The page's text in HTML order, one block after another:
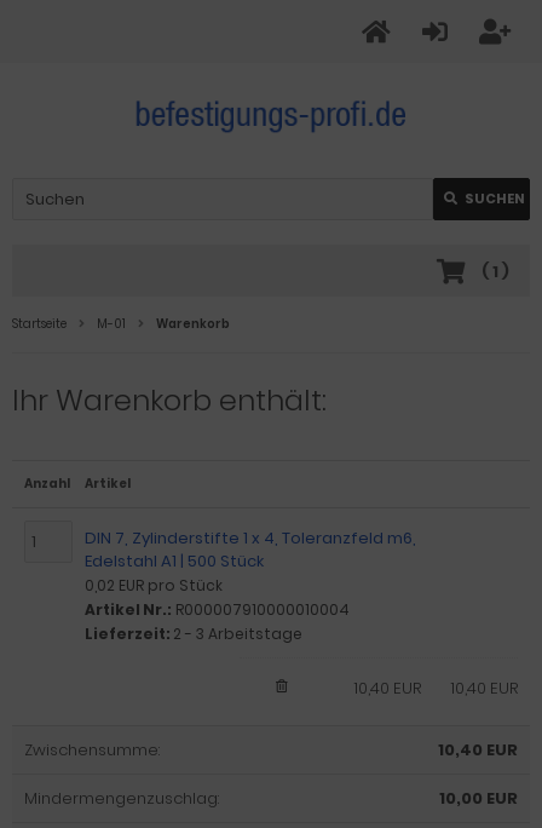
SUCHEN
( 1 )
Startseite M-01 Warenkorb
Ihr Warenkorb enthält:
Anzahl Artikel
DIN 7, Zylinderstifte 1 x 4, Toleranzfeld m6,
Edelstahl A1 | 500 Stück
0,02 EUR pro Stück
Artikel Nr.: R000007910000010004
Lieferzeit: 2 - 3 Arbeitstage
10,40 EUR
10,40 EUR
Zwischensumme: 10,40 EUR
Mindermengenzuschlag: 10,00 EUR